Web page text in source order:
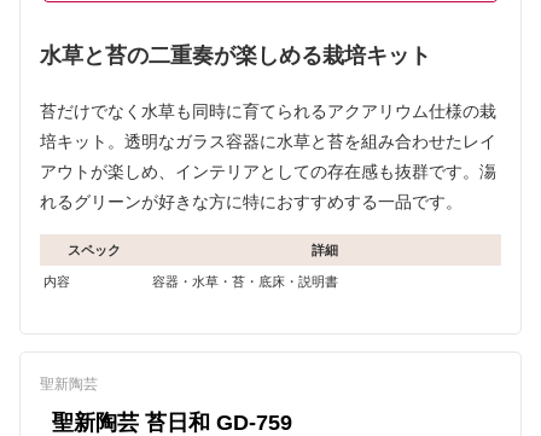
水草と苔の二重奏が楽しめる栽培キット
苔だけでなく水草も同時に育てられるアクアリウム仕様の栽
培キット。透明なガラス容器に水草と苔を組み合わせたレイ
アウトが楽しめ、インテリアとしての存在感も抜群です。漡
れるグリーンが好きな方に特におすすめする一品です。
スペック 詳細
内容 容器・水草・苔・底床・説明書
聖新陶芸
聖新陶芸 苔日和 GD-759